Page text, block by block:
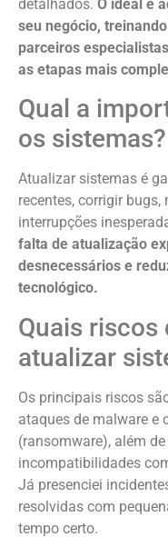
detalhados. O ideal é
seu negócio,
parceiros
as etapas mais
Qual a
os sistemas?
Atualizar sistemas é
recentes, corrigir
interrupções
falta de atualização
desnecessários e
tecnológico.
Quais riscos
atualizar
Os principais riscos
ataques de malware e
(ransomware), além
incompatibilidades
Já presenciei
resolvidas com
tempo certo.